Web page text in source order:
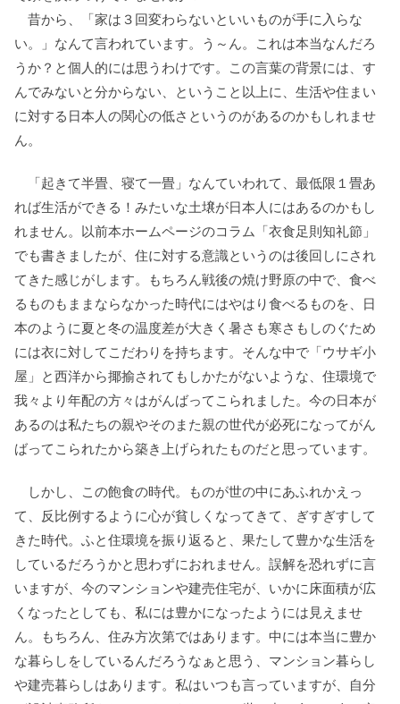
昔から、「家は３回変わらないといいものが手に入らな
い。」なんて言われています。う～ん。これは本当なんだろ
うか？と個人的には思うわけです。この言葉の背景には、す
んでみないと分からない、ということ以上に、生活や住まい
に対する日本人の関心の低さというのがあるのかもしれませ
ん。
「起きて半畳、寝て一畳」なんていわれて、最低限１畳あ
れば生活ができる！みたいな土壌が日本人にはあるのかもし
れません。以前本ホームページのコラム「衣食足則知礼節」
でも書きましたが、住に対する意識というのは後回しにされ
てきた感じがします。もちろん戦後の焼け野原の中で、食べ
るものもままならなかった時代にはやはり食べるものを、日
本のように夏と冬の温度差が大きく暑さも寒さもしのぐため
には衣に対してこだわりを持ちます。そんな中で「ウサギ小
屋」と西洋から揶揄されてもしかたがないような、住環境で
我々より年配の方々はがんばってこられました。今の日本が
あるのは私たちの親やそのまた親の世代が必死になってがん
ばってこられたから築き上げられたものだと思っています。
しかし、この飽食の時代。ものが世の中にあふれかえっ
て、反比例するように心が貧しくなってきて、ぎすぎすして
きた時代。ふと住環境を振り返ると、果たして豊かな生活を
しているだろうかと思わずにおれません。誤解を恐れずに言
いますが、今のマンションや建売住宅が、いかに床面積が広
くなったとしても、私には豊かになったようには見えませ
ん。もちろん、住み方次第ではあります。中には本当に豊か
な暮らしをしているんだろうなぁと思う、マンション暮らし
や建売暮らしはあります。私はいつも言っていますが、自分